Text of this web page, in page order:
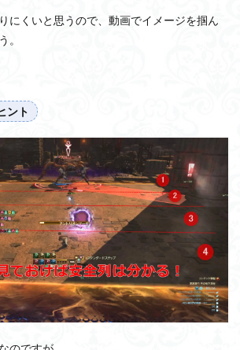
にくいと思うので、動画でイメージを掴ん
。
ント